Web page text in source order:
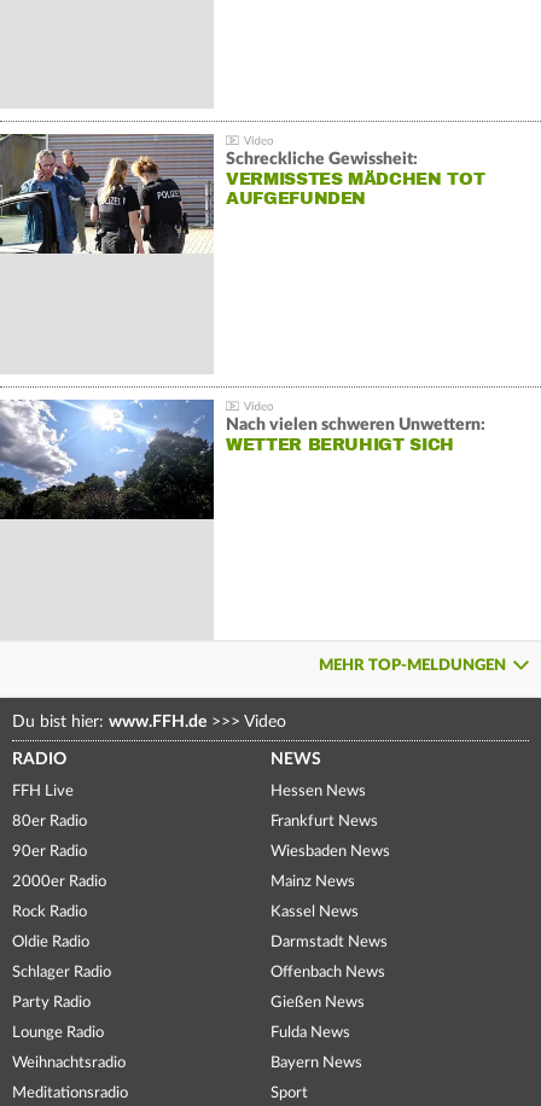
Schreckliche Gewissheit:
VERMISSTES MÄDCHEN TOT
AUFGEFUNDEN
Nach vielen schweren Unwettern:
WETTER BERUHIGT SICH
MEHR TOP-MELDUNGEN
Du bist hier: www.FFH.de >>> Video
RADIO
FFH Live
80er Radio
90er Radio
2000er Radio
Rock Radio
Oldie Radio
Schlager Radio
Party Radio
Lounge Radio
Weihnachtsradio
Meditationsradio
NEWS
Hessen News
Frankfurt News
Wiesbaden News
Mainz News
Kassel News
Darmstadt News
Offenbach News
Gießen News
Fulda News
Bayern News
Sport